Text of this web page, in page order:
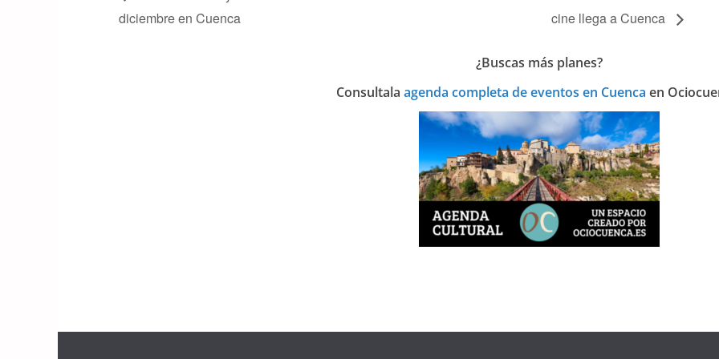
diciembre en Cuenca
cine llega a Cuenca
¿Buscas más planes?
Consultala agenda completa de eventos en Cuenca en